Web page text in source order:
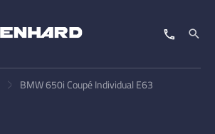
BMW 650i Coupé Individual E63